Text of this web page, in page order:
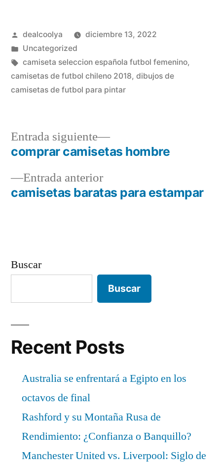
Publicado
por
dealcoolya
diciembre 13, 2022
Publicado
en
Uncategorized
Etiquetas:
camiseta seleccion española futbol femenino,
camisetas de futbol chileno 2018, dibujos de
camisetas de futbol para pintar
Navegación
deEntrada anteriorEntrada
anterior:
camisetas baratas para estampar
Entrada siguiente
Entrada
siguiente:
comprar camisetas hombre
Buscar
Buscar
Recent Posts
Australia se enfrentará a Egipto en los
octavos de final
Rashford y su Montaña Rusa de
Rendimiento: ¿Confianza o Banquillo?
Manchester United vs. Liverpool: Siglo de